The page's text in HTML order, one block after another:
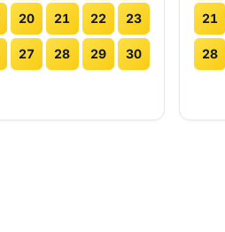
20 21 22 23
27 28 29 30
21
28